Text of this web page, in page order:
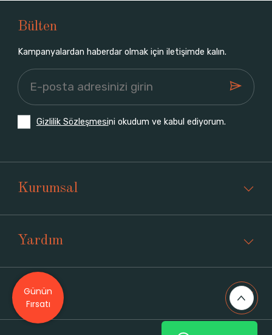
Bülten
Kampanyalardan haberdar olmak için iletişimde kalın.
Gizlilik Sözleşmesini okudum ve kabul ediyorum.
Kurumsal
Yardım
Üyelik
Günün
Fırsatı